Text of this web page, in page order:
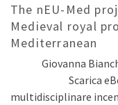
The nEU-Med
Medieval royal
Mediterranean
Giovanna Bianchi
Scarica eBook
multidisciplinare